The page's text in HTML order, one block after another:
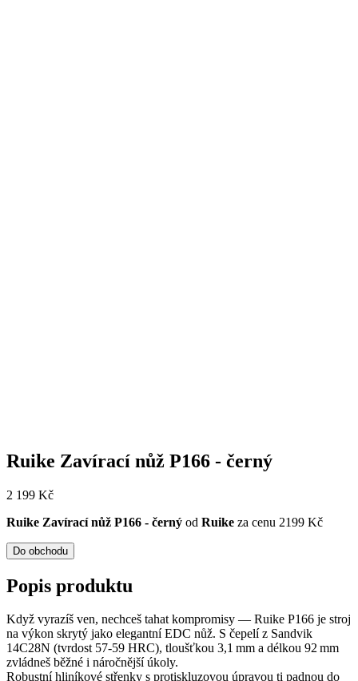
Ruike Zavírací nůž P166 - černý
2 199 Kč
Ruike Zavírací nůž P166 - černý od Ruike za cenu 2199 Kč
Do obchodu
Popis produktu
Když vyrazíš ven, nechceš tahat kompromisy — Ruike P166 je stroj
na výkon skrytý jako elegantní EDC nůž. S čepelí z Sandvik
14C28N (tvrdost 57‑59 HRC), tloušťkou 3,1 mm a délkou 92 mm
zvládneš běžné i náročnější úkoly.
Robustní hliníkové střenky s protiskluzovou úpravou ti padnou do